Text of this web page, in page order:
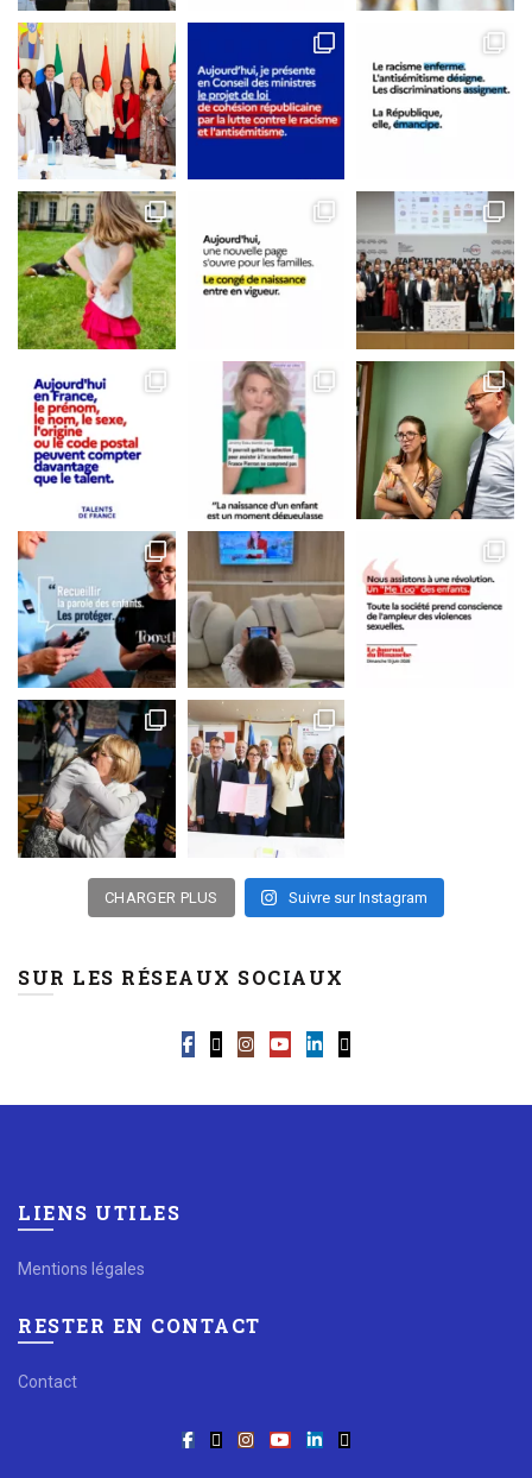
CHARGER PLUS Suivre sur Instagram
SUR LES RÉSEAUX SOCIAUX
LIENS UTILES
Mentions légales
RESTER EN CONTACT
Contact